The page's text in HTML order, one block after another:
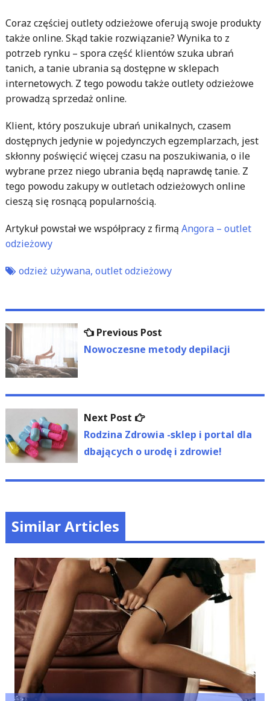
Coraz częściej outlety odzieżowe oferują swoje produkty
także online. Skąd takie rozwiązanie? Wynika to z
potrzeb rynku – spora część klientów szuka ubrań
tanich, a tanie ubrania są dostępne w sklepach
internetowych. Z tego powodu także outlety odzieżowe
prowadzą sprzedaż online.
Klient, który poszukuje ubrań unikalnych, czasem
dostępnych jedynie w pojedynczych egzemplarzach, jest
skłonny poświęcić więcej czasu na poszukiwania, o ile
wybrane przez niego ubrania będą naprawdę tanie. Z
tego powodu zakupy w outletach odzieżowych online
cieszą się rosnącą popularnością.
Artykuł powstał we współpracy z firmą Angora – outlet
odzieżowy
odzież używana, outlet odzieżowy
Nawigacja
wpisu
Previous PostPrevious
post:
Nowoczesne metody depilacji
Next Post
Next
post:
Rodzina Zdrowia -sklep i portal dla
dbających o urodę i zdrowie!
Similar Articles